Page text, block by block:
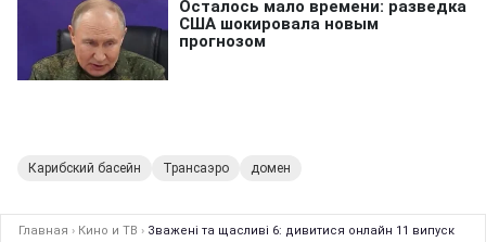
Карибский басейн Трансаэро домен
Главная › Кино и ТВ › Зважені та щасливі 6: дивитися онлайн 11 випуск